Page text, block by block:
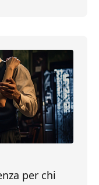
per chi